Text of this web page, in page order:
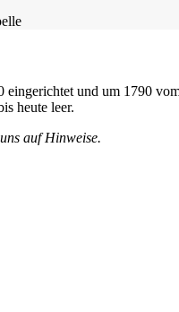
und um 1790
heute leer.
auf Hinweise.